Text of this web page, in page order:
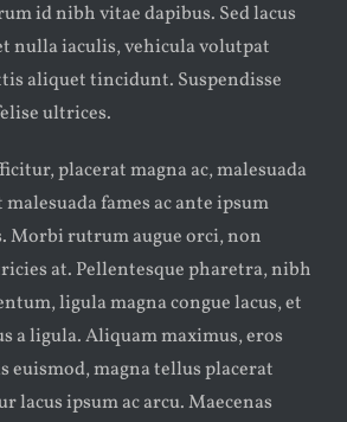
id nibh vitae dapibus. Sed lacus
nulla iaculis, vehicula volutpat
aliquet tincidunt. Suspendisse
ultrices.
placerat magna ac, malesuada
fames ac ante ipsum
Morbi rutrum augue orci, non
at. Pellentesque pharetra, nibh
ligula magna congue lacus, et
a ligula. Aliquam maximus, eros
magna tellus placerat
lacus ipsum ac arcu. Maecenas